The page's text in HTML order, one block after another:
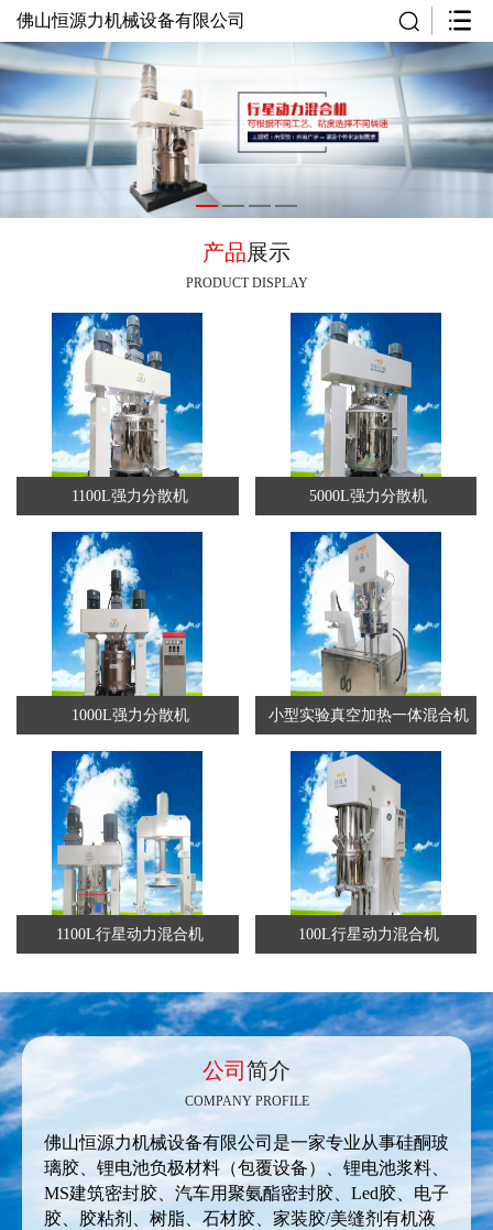
佛山恒源力机械设备有限公司
产品展示
PRODUCT DISPLAY
1100L强力分散机 5000L强力分散机
1000L强力分散机 小型实验真空加热一体混合机
1100L行星动力混合机 100L行星动力混合机
公司 简介
COMPANY PROFILE
佛山恒源力机械设备有限公司是一家专业从事硅酮玻
璃胶、锂电池负极材料（包覆设备）、锂电池浆料、
MS建筑密封胶、汽车用聚氨酯密封胶、Led胶、电子
胶、胶粘剂、树脂、石材胶、家装胶/美缝剂有机液